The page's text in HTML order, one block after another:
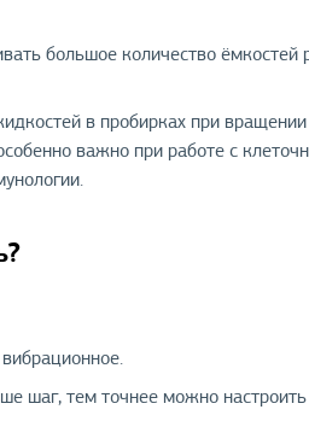
большое количество ёмкостей
в пробирках при вращении
важно при работе с
шаг, тем точнее можно